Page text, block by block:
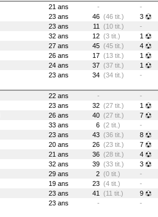
21 ans -
-
23 ans 46 (46 tit.)
3
23 ans 11 (10 tit.)
-
32 ans 12 (3 tit.)
1
27 ans 45 (45 tit.)
4
26 ans 17 (13 tit.)
1
24 ans 37 (37 tit.)
1
23 ans 34 (34 tit.)
-
22 ans -
-
23 ans 32 (27 tit.)
1
26 ans 40 (27 tit.)
7
33 ans 6 (2 tit.)
-
23 ans 43 (36 tit.)
8
20 ans 26 (23 tit.)
7
21 ans 36 (28 tit.)
4
32 ans 39 (33 tit.)
3
29 ans 2 (0 tit.)
-
19 ans 23 (4 tit.)
-
23 ans 41 (11 tit.)
9
23 ans -
-